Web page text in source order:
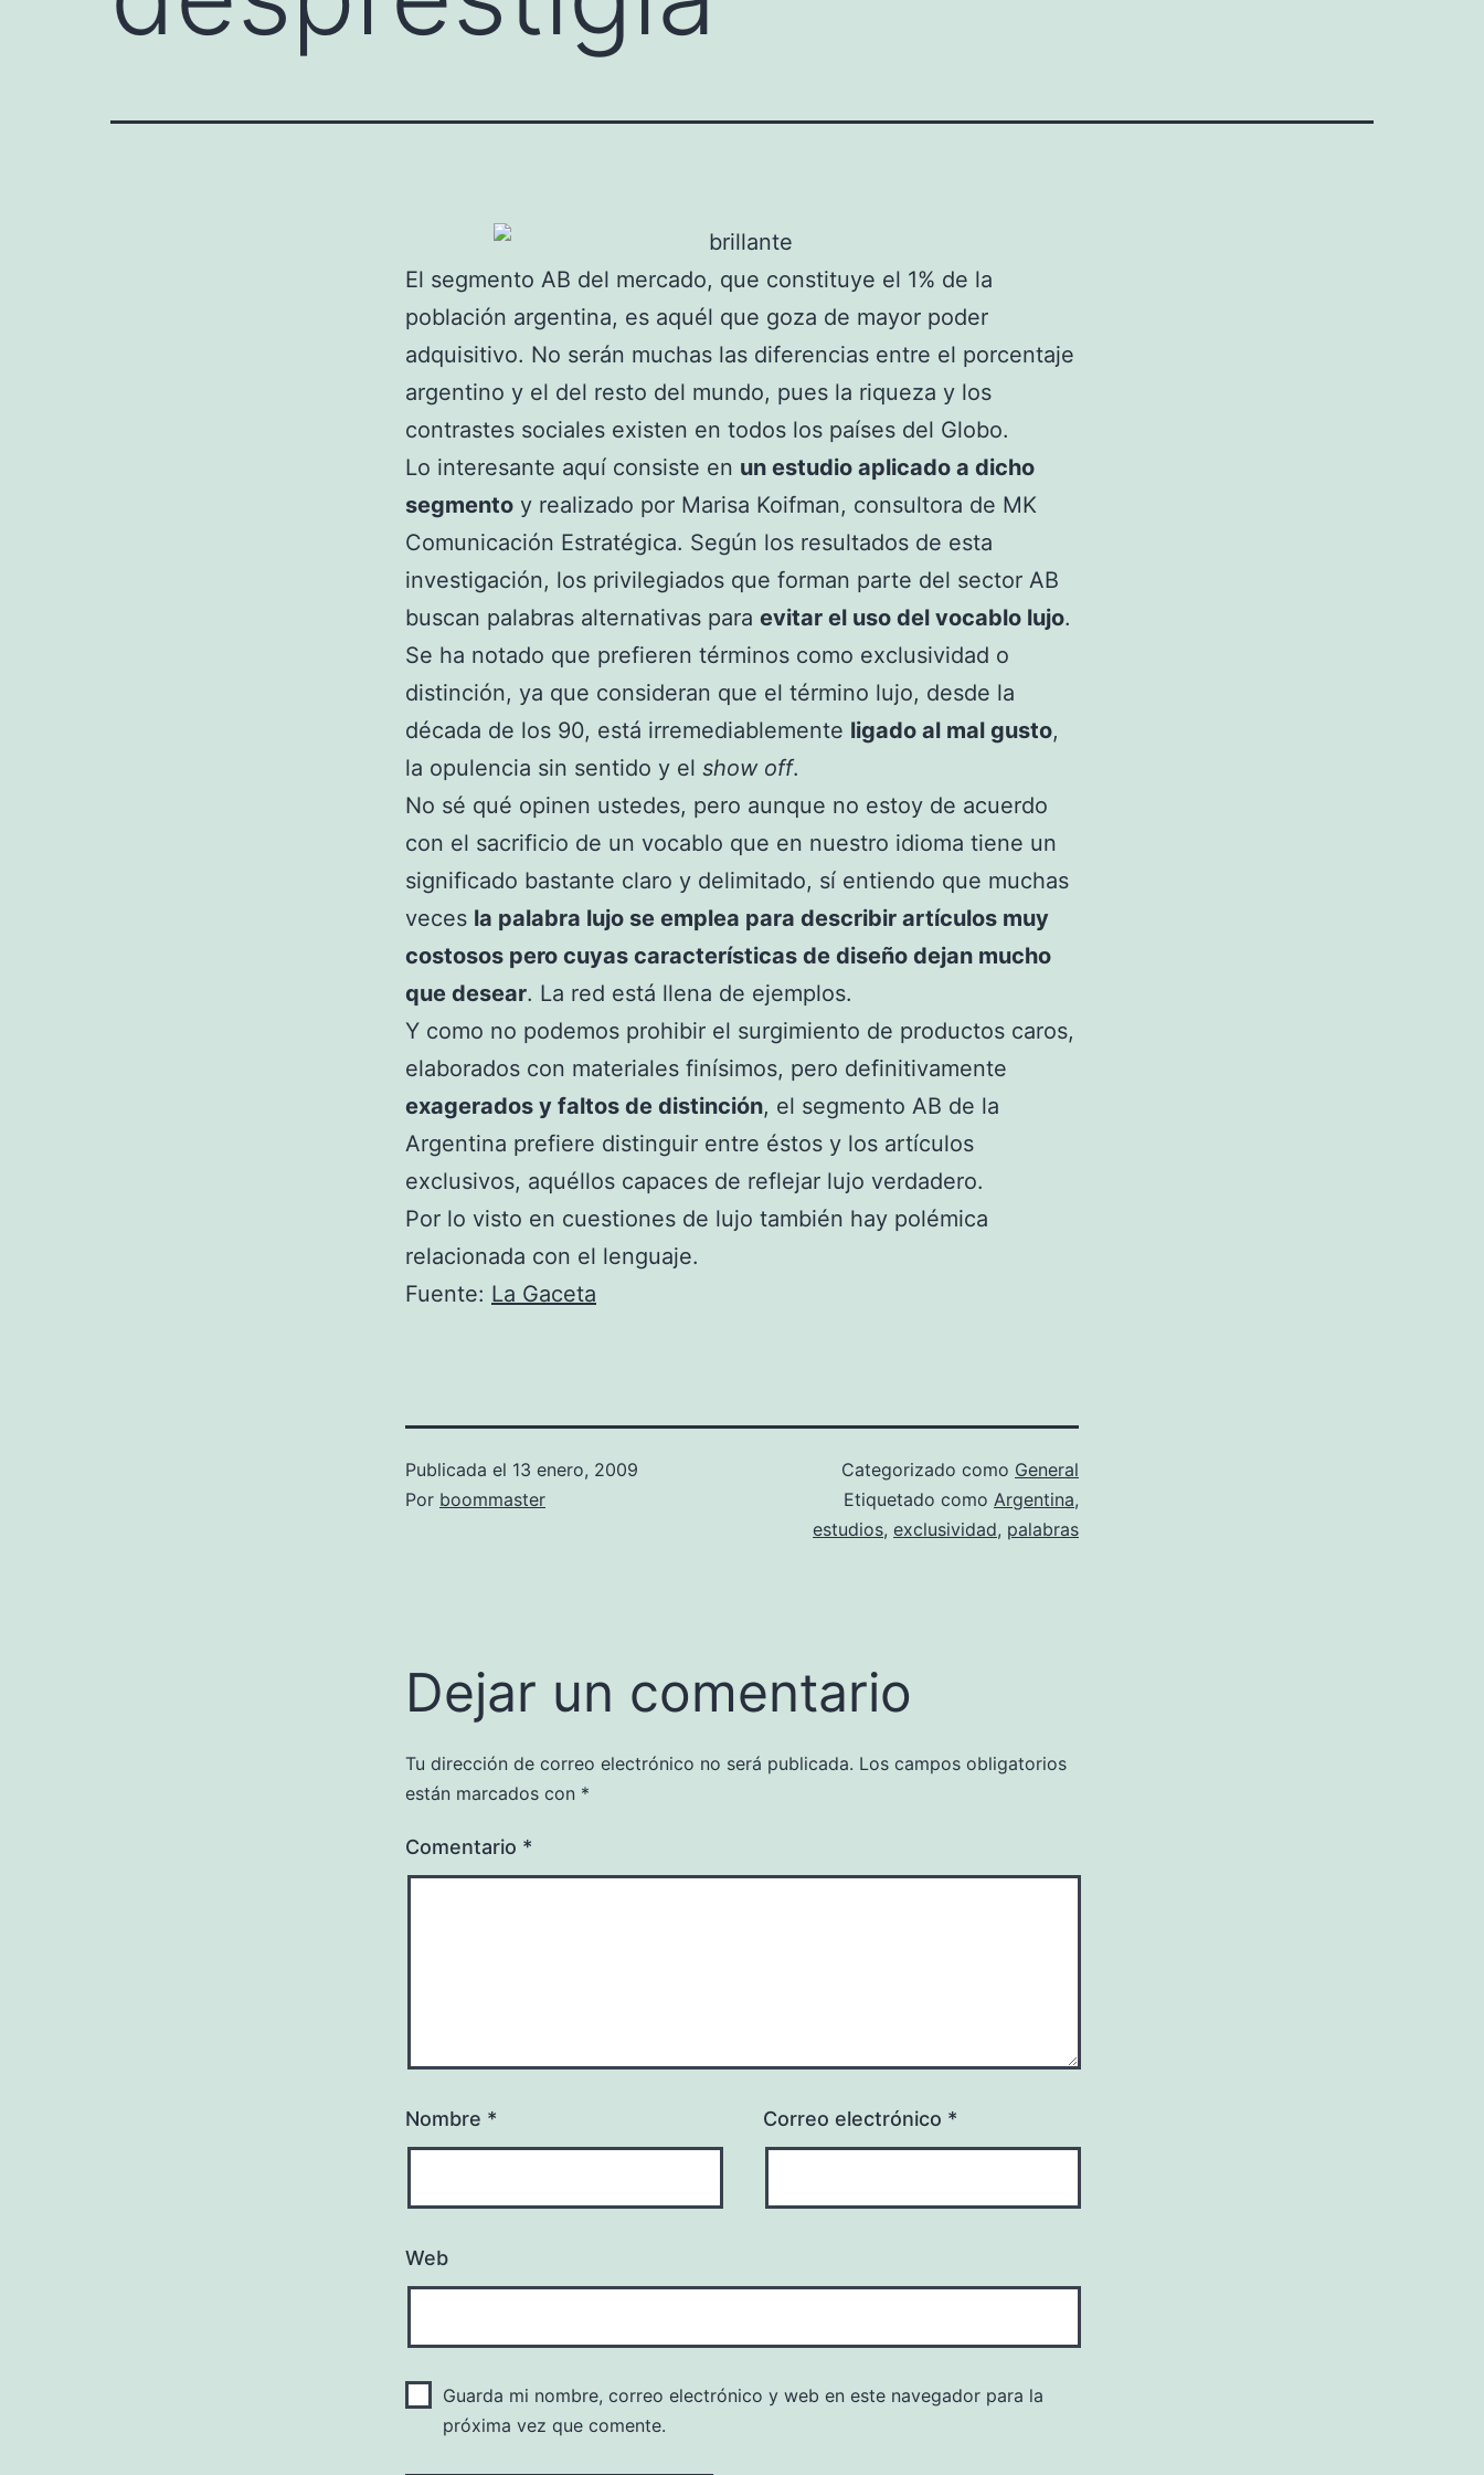
El segmento AB del mercado, que constituye el 1% de la
población argentina, es aquél que goza de mayor poder
adquisitivo. No serán muchas las diferencias entre el porcentaje
argentino y el del resto del mundo, pues la riqueza y los
contrastes sociales existen en todos los países del Globo.
Lo interesante aquí consiste en un estudio aplicado a dicho
segmento y realizado por Marisa Koifman, consultora de MK
Comunicación Estratégica. Según los resultados de esta
investigación, los privilegiados que forman parte del sector AB
buscan palabras alternativas para evitar el uso del vocablo lujo.
Se ha notado que prefieren términos como exclusividad o
distinción, ya que consideran que el término lujo, desde la
década de los 90, está irremediablemente ligado al mal gusto,
la opulencia sin sentido y el show off.
No sé qué opinen ustedes, pero aunque no estoy de acuerdo
con el sacrificio de un vocablo que en nuestro idioma tiene un
significado bastante claro y delimitado, sí entiendo que muchas
veces la palabra lujo se emplea para describir artículos muy
costosos pero cuyas características de diseño dejan mucho
que desear. La red está llena de ejemplos.
Y como no podemos prohibir el surgimiento de productos caros,
elaborados con materiales finísimos, pero definitivamente
exagerados y faltos de distinción, el segmento AB de la
Argentina prefiere distinguir entre éstos y los artículos
exclusivos, aquéllos capaces de reflejar lujo verdadero.
Por lo visto en cuestiones de lujo también hay polémica
relacionada con el lenguaje.
Fuente: La Gaceta
Publicada el 13 enero, 2009
Por boommaster
Categorizado como General
Etiquetado como Argentina,
estudios, exclusividad, palabras
Dejar un comentario
Tu dirección de correo electrónico no será publicada. Los campos obligatorios
están marcados con *
Comentario *
Nombre * Correo electrónico *
Web
Guarda mi nombre, correo electrónico y web en este navegador para la
próxima vez que comente.